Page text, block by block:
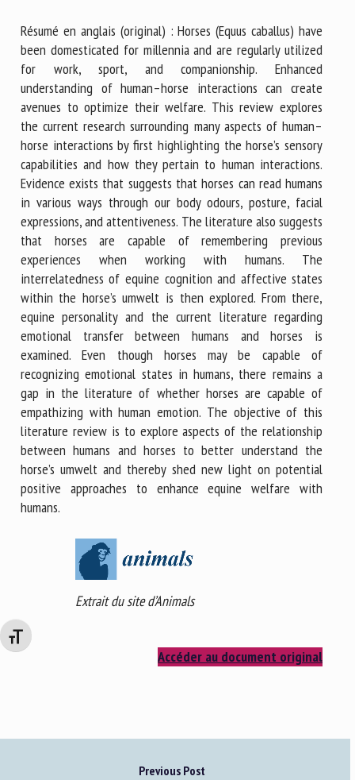
Changer la taille de la police
Résumé en anglais (original) : Horses (Equus caballus) have
been domesticated for millennia and are regularly utilized
for work, sport, and companionship. Enhanced
understanding of human–horse interactions can create
avenues to optimize their welfare. This review explores
the current research surrounding many aspects of human–
horse interactions by first highlighting the horse’s sensory
capabilities and how they pertain to human interactions.
Evidence exists that suggests that horses can read humans
in various ways through our body odours, posture, facial
expressions, and attentiveness. The literature also suggests
that horses are capable of remembering previous
experiences when working with humans. The
interrelatedness of equine cognition and affective states
within the horse’s umwelt is then explored. From there,
equine personality and the current literature regarding
emotional transfer between humans and horses is
examined. Even though horses may be capable of
recognizing emotional states in humans, there remains a
gap in the literature of whether horses are capable of
empathizing with human emotion. The objective of this
literature review is to explore aspects of the relationship
between humans and horses to better understand the
horse’s umwelt and thereby shed new light on potential
positive approaches to enhance equine welfare with
humans.
Extrait du site d’Animals
Accéder au document original
Previous Post